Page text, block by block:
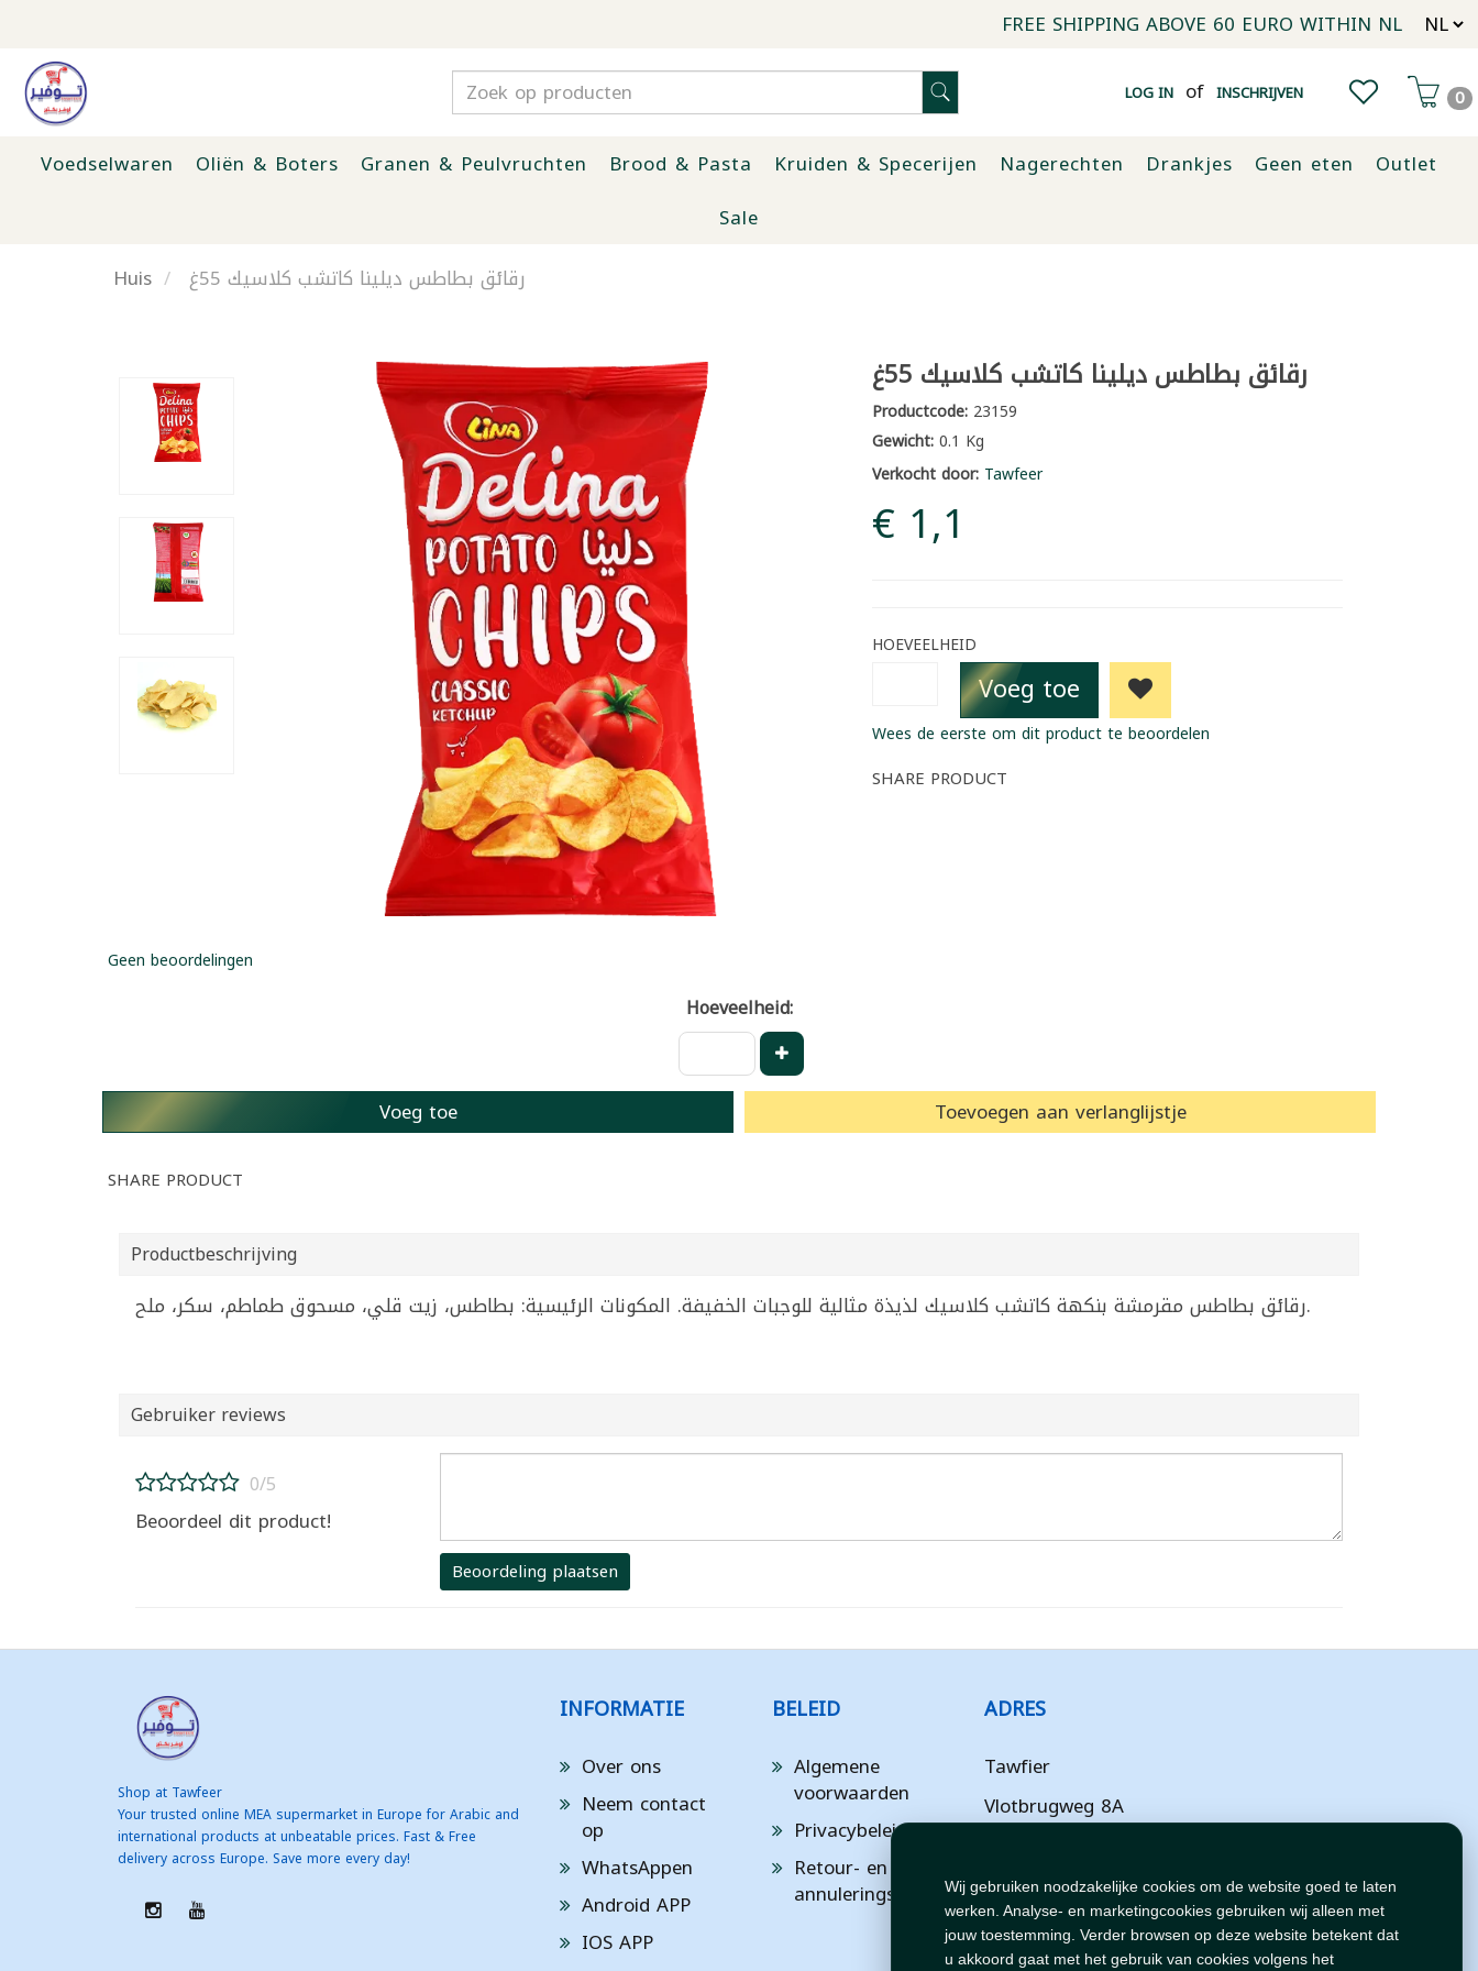
Wij gebruiken noodzakelijke cookies om de website goed te laten
werken. Analyse- en marketingcookies gebruiken wij alleen met
jouw toestemming. Verder browsen op deze website betekent dat
u akkoord gaat met het gebruik van cookies volgens het
FREE SHIPPING ABOVE 60 EURO WITHIN NL
LOG IN of INSCHRIJVEN 0
Voedselwaren Oliën & Boters Granen & Peulvruchten Brood & Pasta Kruiden & Specerijen Nagerechten Drankjes Geen eten
Outlet
Sale
Huis
رقائق بطاطس ديلينا كاتشب كلاسيك 55غ
رقائق بطاطس ديلينا كاتشب كلاسيك 55غ
Productcode:23159
Gewicht:0.1 Kg
Verkocht door: Tawfeer
€ 1,1
HOEVEELHEID
Voeg toe
Wees de eerste om dit product te beoordelen
SHARE PRODUCT
Geen beoordelingen
Hoeveelheid:
Voeg toe Toevoegen aan verlanglijstje
SHARE PRODUCT
Productbeschrijving
رقائق بطاطس مقرمشة بنكهة كاتشب كلاسيك لذيذة مثالية للوجبات الخفيفة. المكونات الرئيسية: بطاطس، زيت قلي، مسحوق طماطم، سكر، ملح.
Gebruiker reviews
0/5
Beoordeel dit product!
Beoordeling plaatsen
Shop at Tawfeer
Your trusted online MEA supermarket in Europe for Arabic and
international products at unbeatable prices. Fast & Free
delivery across Europe. Save more every day!
INFORMATIE
Over ons
Neem contact
op
WhatsAppen
Android APP
IOS APP
BELEID
Algemene
voorwaarden
Privacybeleid
Retour- en
annuleringsbeleid
ADRES
Tawfier
Vlotbrugweg 8A
Flevoland
NL